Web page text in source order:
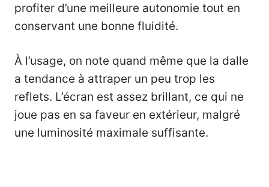
profiter d’une meilleure autonomie tout en
conservant une bonne fluidité.
À l’usage, on note quand même que la dalle
a tendance à attraper un peu trop les
reflets. L’écran est assez brillant, ce qui ne
joue pas en sa faveur en extérieur, malgré
une luminosité maximale suffisante.